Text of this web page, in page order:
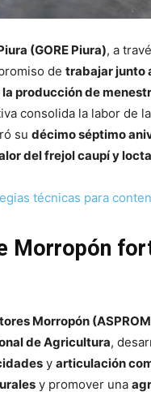
(GORE Piura), a
de trabajar junto
producción de
consolida la labor de la
su décimo séptimo
del frejol caupí y
técnicas para
Morropón
Morropón
de Agricultura,
y articulación
y promover una